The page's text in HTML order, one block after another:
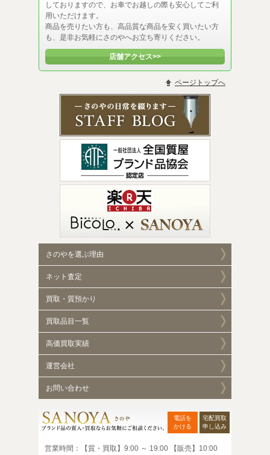
しておりますので、お車でお越しの際も安心してご利
用いただけます。
商品を売りたい方も、高品質な商品を安く買いたい方
も、是非お気軽にさのやへお立ち寄りください。
店舗アクセス>>
ページトップへ
さのやを選ぶ理由
ネット査定
買取・質預かり
買取品目一覧
高価買取実績
運営会社
お問い合わせ
宅配買取
申し込み
電話を
かける
営業時間：【質・買取】9:00 ～ 19:00 【販売】10:00